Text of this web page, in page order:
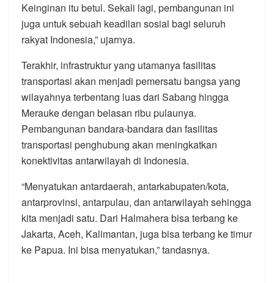
Keinginan itu betul. Sekali lagi, pembangunan ini
juga untuk sebuah keadilan sosial bagi seluruh
rakyat Indonesia,” ujarnya.
Terakhir, infrastruktur yang utamanya fasilitas
transportasi akan menjadi pemersatu bangsa yang
wilayahnya terbentang luas dari Sabang hingga
Merauke dengan belasan ribu pulaunya.
Pembangunan bandara-bandara dan fasilitas
transportasi penghubung akan meningkatkan
konektivitas antarwilayah di Indonesia.
“Menyatukan antardaerah, antarkabupaten/kota,
antarprovinsi, antarpulau, dan antarwilayah sehingga
kita menjadi satu. Dari Halmahera bisa terbang ke
Jakarta, Aceh, Kalimantan, juga bisa terbang ke timur
ke Papua. Ini bisa menyatukan,” tandasnya.